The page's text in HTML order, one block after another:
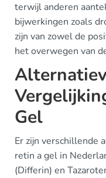
terwijl anderen
bijwerkingen zoals
zijn van zowel de
het overwegen van
Gel
Er zijn verschillende
retin a gel in
(Differin) en